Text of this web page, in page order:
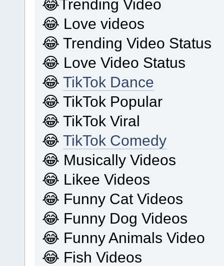
😂Trending Video
😂 Love videos
😂 Trending Video Status
😂 Love Video Status
😂 TikTok Dance
😂 TikTok Popular
😂 TikTok Viral
😂 TikTok Comedy
😂 Musically Videos
😂 Likee Videos
😂 Funny Cat Videos
😂 Funny Dog Videos
😂 Funny Animals Video
😂 Fish Videos